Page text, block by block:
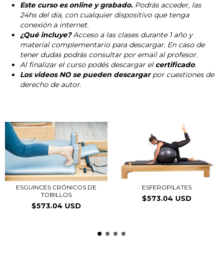
Este curso es online y grabado. Podrás acceder, las
24hs del día, con cualquier dispositivo que tenga
conexión a internet.
¿Qué incluye?Acceso a las clases durante 1 añoy
material complementario para descargar. En caso de
tener dudas podrás consultar por email al profesor.
Al finalizar el curso podés descargar elcertificado.
Los videos NO se pueden descargarpor cuestiones de
derecho de autor.
ESGUINCES CRÓNICOS DE
TOBILLOS
$573.04 USD
ESFEROPILATES
$573.04 USD